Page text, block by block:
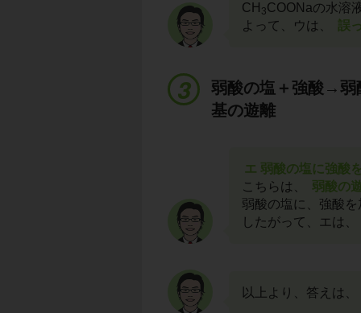
CH 3COONaの水溶
よって、ウは、
誤
弱酸の塩＋強酸→弱
基の遊離
エ 弱酸の塩に強酸
こちらは、
弱酸の
弱酸の塩に、強酸
したがって、エは、
以上より、答えは、